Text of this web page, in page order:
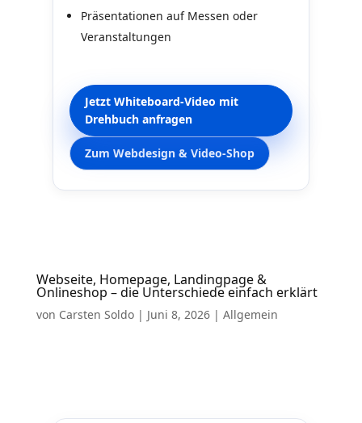
Präsentationen auf Messen oder
Veranstaltungen
Jetzt Whiteboard-Video mit
Drehbuch anfragen
Zum Webdesign & Video-Shop
Webseite, Homepage, Landingpage &
Onlineshop – die Unterschiede einfach erklärt
von Carsten Soldo| Juni 8, 2026| Allgemein